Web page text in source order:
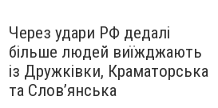
Через удари РФ дедалі
більше людей виїжджають
із Дружківки, Краматорська
та Слов’янська